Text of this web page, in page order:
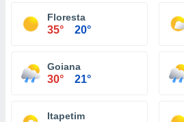
Floresta
35° 20°
Goiana
30° 21°
Itapetim